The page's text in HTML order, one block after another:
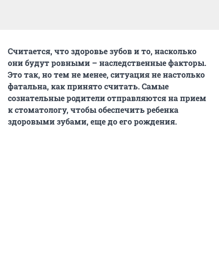
Считается, что здоровье зубов и то, насколько
они будут ровными – наследственные факторы.
Это так, но тем не менее, ситуация не настолько
фатальна, как принято считать. Самые
сознательные родители отправляются на прием
к стоматологу, чтобы обеспечить ребенка
здоровыми зубами, еще до его рождения.